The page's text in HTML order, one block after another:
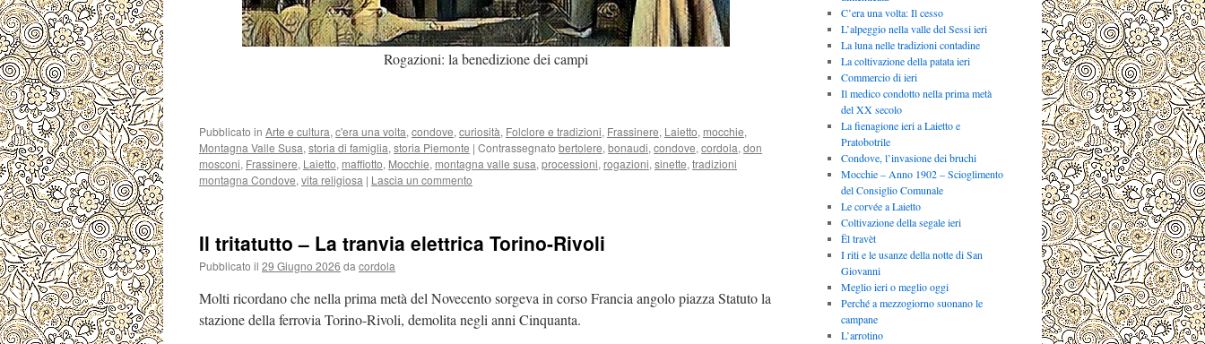
Rogazioni: la benedizione dei campi
Pubblicato in Arte e cultura, c'era una volta, condove, curiosità, Folclore e tradizioni, Frassinere, Laietto, mocchie,
Montagna Valle Susa, storia di famiglia, storia Piemonte | Contrassegnato bertolere, bonaudi, condove, cordola, don
mosconi, Frassinere, Laietto, maffiotto, Mocchie, montagna valle susa, processioni, rogazioni, sinette, tradizioni
montagna Condove, vita religiosa | Lascia un commento
Il tritatutto – La tranvia elettrica Torino-Rivoli
Pubblicato il 29 Giugno 2026 da cordola
Molti ricordano che nella prima metà del Novecento sorgeva in corso Francia angolo piazza Statuto la
stazione della ferrovia Torino-Rivoli, demolita negli anni Cinquanta.
C’era una volta: Il cesso
L’alpeggio nella valle del Sessi ieri
La luna nelle tradizioni contadine
La coltivazione della patata ieri
Commercio di ieri
Il medico condotto nella prima metà
del XX secolo
La fienagione ieri a Laietto e
Pratobotrile
Condove, l’invasione dei bruchi
Mocchie – Anno 1902 – Scioglimento
del Consiglio Comunale
Le corvée a Laietto
Coltivazione della segale ieri
Ël travèt
I riti e le usanze della notte di San
Giovanni
Meglio ieri o meglio oggi
Perché a mezzogiorno suonano le
campane
L’arrotino